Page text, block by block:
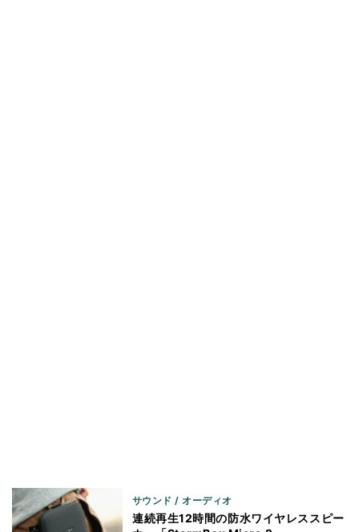
サウンド / オーディオ
連続再生12時間の防水ワイヤレススピー